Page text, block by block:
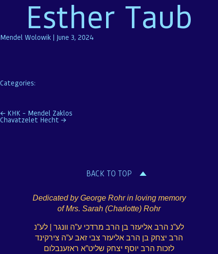
Esther Taub
Mendel Wolowik | June 3, 2024
Categories:
Post
← KHK – Mendel Zaklos
Chavatzelet Hecht →
BACK TO TOP
Dedicated by George Rohr in loving memory
of Mrs. Sarah (Charlotte) Rohr
לע”נ הרב אליעזר בן הרב מרדכי ע”ה וונגר | לע”נ
הרב יצחק בן הרב אליעזר צבי זאב ע”ה צירקינד
לזכות הרב יוסף יצחק שליט”א ראזענבלום